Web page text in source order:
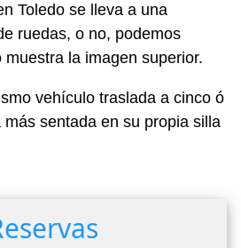
Toledo se lleva a una
ruedas, o no, podemos
la imagen superior.
vehículo traslada a cinco ó
sentada en su propia silla